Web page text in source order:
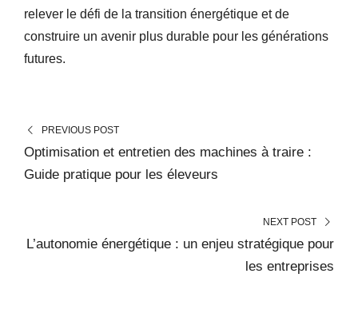
relever le défi de la transition énergétique et de
construire un avenir plus durable pour les générations
futures.
PREVIOUS POST
Optimisation et entretien des machines à traire :
Guide pratique pour les éleveurs
NEXT POST
L’autonomie énergétique : un enjeu stratégique pour
les entreprises